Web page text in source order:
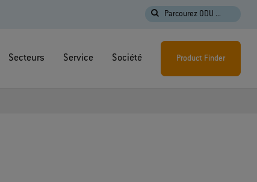
Parcourez ODU ...
Secteurs Service Société Product Finder